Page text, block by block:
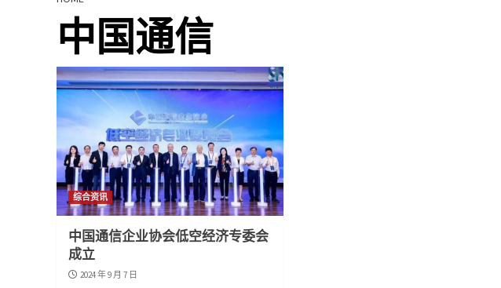
中国通信
综合资讯
中国通信企业协会低空经济专委会
成立
2024 年 9 月 7 日